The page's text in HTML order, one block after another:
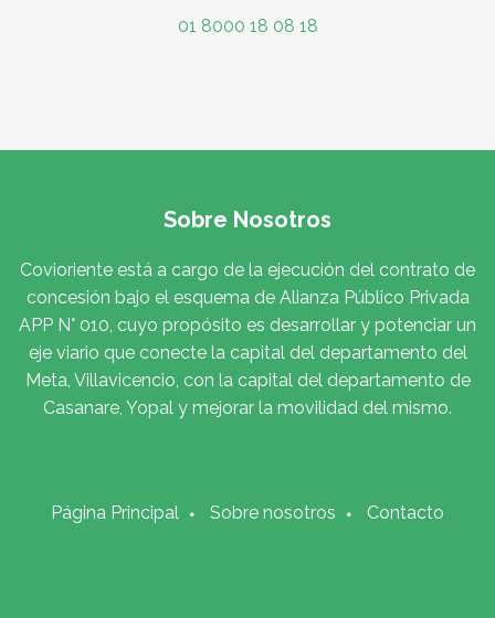
01 8000 18 08 18
Sobre Nosotros
Covioriente está a cargo de la ejecución del contrato de
concesión bajo el esquema de Alianza Público Privada
APP N° 010, cuyo propósito es desarrollar y potenciar un
eje viario que conecte la capital del departamento del
Meta, Villavicencio, con la capital del departamento de
Casanare, Yopal y mejorar la movilidad del mismo.
Página Principal Sobre nosotros Contacto